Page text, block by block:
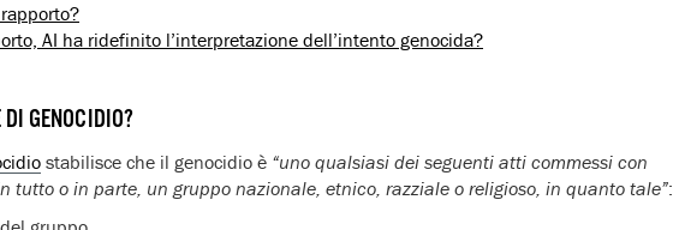
AI ha ridefinito l’interpretazione dell’intento genocida?
GENOCIDIO?
stabilisce che il genocidio è “uno qualsiasi dei seguenti atti commessi con
tutto o in parte, un gruppo nazionale, etnico, razziale o religioso, in quanto tale”: